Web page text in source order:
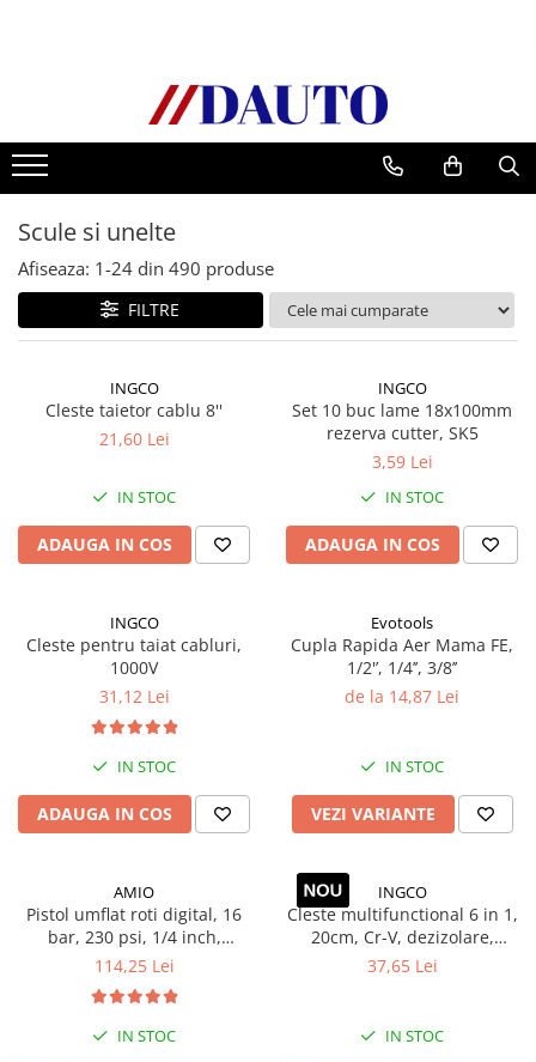
Bullbare, Suporti lumini camioane
Accesorii inox
DAF
CF Euro 6
DAF CF 85
DAF XF 105
Daf XF 95
Ford
TGA
TGL
Mercedes Actros
Mercedes Actros MP2
Mercedes Actros MP3
Mercedes Actros MP4, MP5
Mercedes Arocs
Premium
T Line
Scania RPG
Scule si unelte
Afiseaza: 1-24 din 490 produse
FILTRE
INGCO
Cleste taietor cablu 8''
21,60 Lei
IN STOC
ADAUGA IN COS
INGCO
Set 10 buc lame 18x100mm
rezerva cutter, SK5
3,59 Lei
IN STOC
ADAUGA IN COS
INGCO
Cleste pentru taiat cabluri,
1000V
31,12 Lei
IN STOC
ADAUGA IN COS
Evotools
Cupla Rapida Aer Mama FE,
1/2'’, 1/4’’, 3/8’’
de la 14,87 Lei
IN STOC
VEZI VARIANTE
AMIO
Pistol umflat roti digital, 16
bar, 230 psi, 1/4 inch,
compresor aer pentru
114,25 Lei
IN STOC
INGCO
Cleste multifunctional 6 in 1,
20cm, Cr-V, dezizolare,
sertizare, taiere cabluri
37,65 Lei
IN STOC